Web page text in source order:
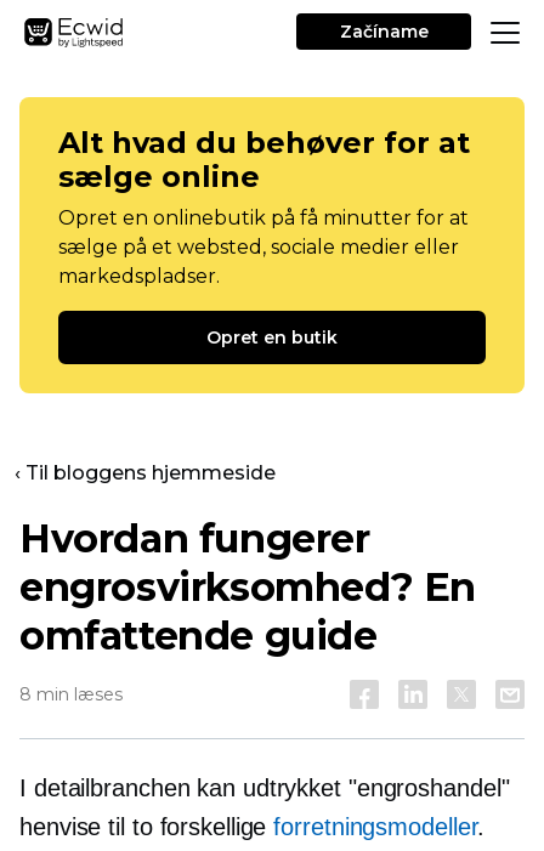
Začíname
Alt hvad du behøver for at
sælge online
Opret en onlinebutik på få minutter for at
sælge på et websted, sociale medier eller
markedspladser.
Opret en butik
‹ Til bloggens hjemmeside
Hvordan fungerer
engrosvirksomhed? En
omfattende guide
8 min læses
I detailbranchen kan udtrykket "engroshandel"
henvise til to forskelligeforretningsmodeller.